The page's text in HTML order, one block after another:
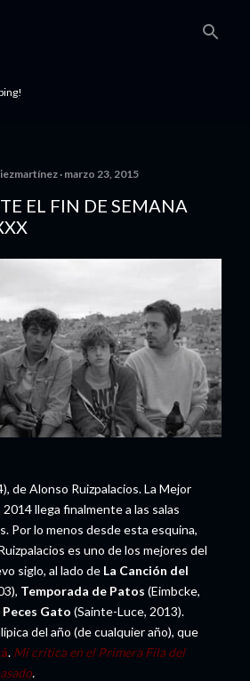
marzo 23, 2015
EL FIN DE SEMANA
de Alonso Ruizpalacios. La Mejor
llega finalmente a las salas
Por lo menos desde esta esquina,
es uno de los mejores del
siglo, al lado de La Canción del
Temporada de Patos (Eimbcke,
Gato (Sainte-Luce, 2013).
del año (de cualquier año), que
. Mi crítica en el Primera Fila del
.